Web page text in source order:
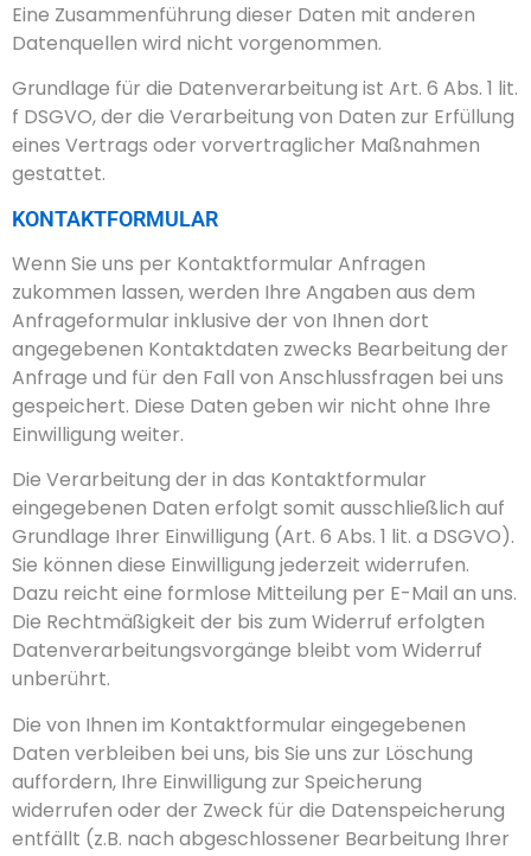
Eine Zusammenführung dieser Daten mit anderen
Datenquellen wird nicht vorgenommen.
Grundlage für die Datenverarbeitung ist Art. 6 Abs. 1 lit.
f DSGVO, der die Verarbeitung von Daten zur Erfüllung
eines Vertrags oder vorvertraglicher Maßnahmen
gestattet.
KONTAKTFORMULAR
Wenn Sie uns per Kontaktformular Anfragen
zukommen lassen, werden Ihre Angaben aus dem
Anfrageformular inklusive der von Ihnen dort
angegebenen Kontaktdaten zwecks Bearbeitung der
Anfrage und für den Fall von Anschlussfragen bei uns
gespeichert. Diese Daten geben wir nicht ohne Ihre
Einwilligung weiter.
Die Verarbeitung der in das Kontaktformular
eingegebenen Daten erfolgt somit ausschließlich auf
Grundlage Ihrer Einwilligung (Art. 6 Abs. 1 lit. a DSGVO).
Sie können diese Einwilligung jederzeit widerrufen.
Dazu reicht eine formlose Mitteilung per E-Mail an uns.
Die Rechtmäßigkeit der bis zum Widerruf erfolgten
Datenverarbeitungsvorgänge bleibt vom Widerruf
unberührt.
Die von Ihnen im Kontaktformular eingegebenen
Daten verbleiben bei uns, bis Sie uns zur Löschung
auffordern, Ihre Einwilligung zur Speicherung
widerrufen oder der Zweck für die Datenspeicherung
entfällt (z.B. nach abgeschlossener Bearbeitung Ihrer